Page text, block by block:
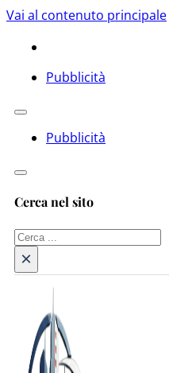
Vai al contenuto principale
Pubblicità
Pubblicità
Cerca nel sito
Cerca
×